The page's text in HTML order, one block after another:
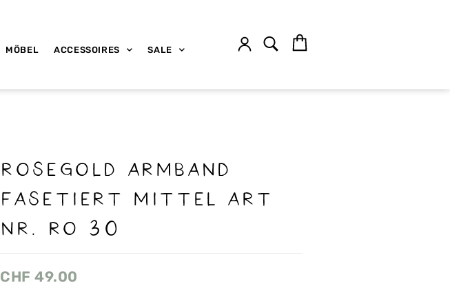
MÖBEL ACCESSOIRES SALE
ROSEGOLD ARMBAND
FASETIERT MITTEL ART
NR. RO 30
CHF 49.00